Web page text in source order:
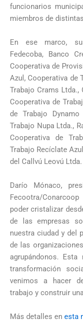
funcionarios
miembros de
En ese marco,
Fedecoba, Banco
Cooperativa de
Azul, Cooperativa de
Trabajo Crams Ltda.,
Cooperativa de
de Trabajo
Trabajo Nupa Ltda.,
Cooperativa de
Trabajo Recíclate
del Callvú Leovú
Darío Mónaco,
Fecootra/
poder cristalizar
de las empresas
nuestra ciudad y del
de las
agrupándonos.
transformación
venimos a hacer
trabajo y construir
Más detalles en esta